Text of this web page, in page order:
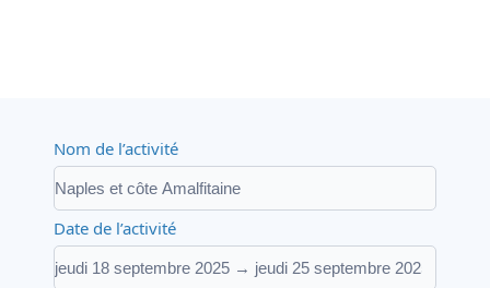
ARC
–
Liste
d’attente
Nom de l’activité
Date de l’activité